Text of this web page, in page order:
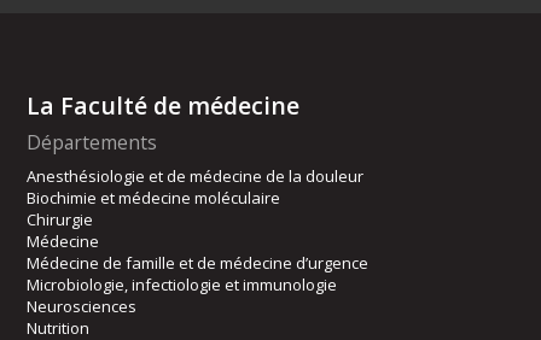
La Faculté de médecine
Départements
Anesthésiologie et de médecine de la douleur
Biochimie et médecine moléculaire
Chirurgie
Médecine
Médecine de famille et de médecine d’urgence
Microbiologie, infectiologie et immunologie
Neurosciences
Nutrition